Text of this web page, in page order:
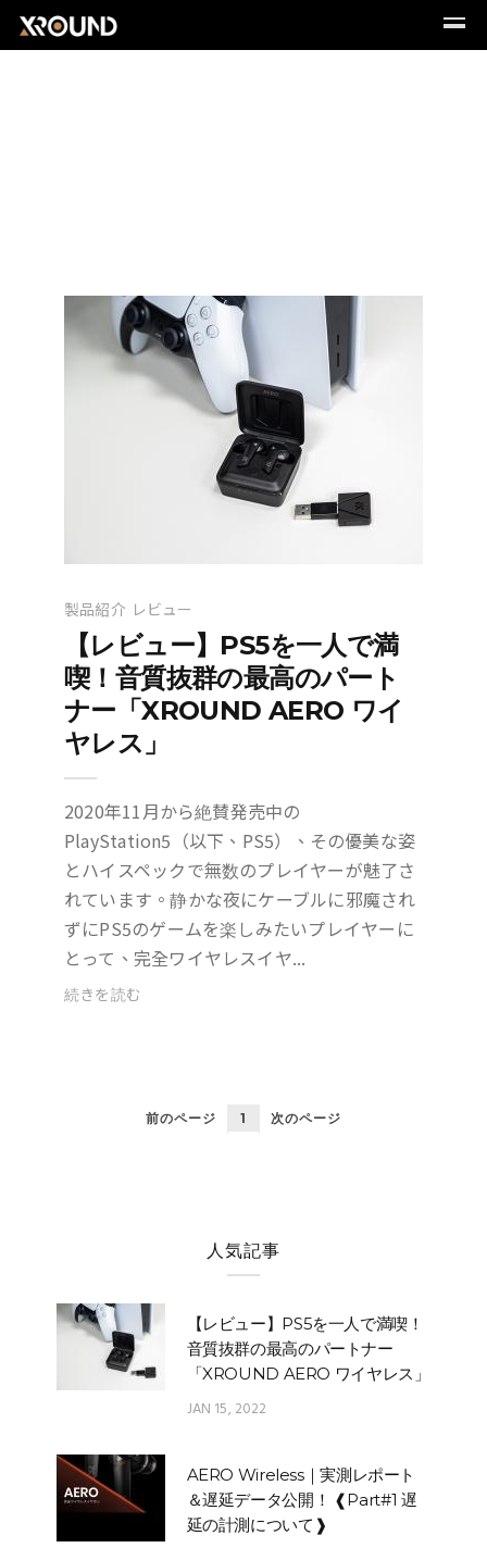
製品紹介 レビュー
【レビュー】PS5を一人で満
喫！音質抜群の最高のパート
ナー「XROUND AERO ワイ
ヤレス」
2020年11月から絶賛発売中の
PlayStation5（以下、PS5）、その優美な姿
とハイスペックで無数のプレイヤーが魅了さ
れています。静かな夜にケーブルに邪魔され
ずにPS5のゲームを楽しみたいプレイヤーに
とって、完全ワイヤレスイヤ...
続きを読む
前のページ 1 次のページ
人気記事
【レビュー】PS5を一人で満喫！
音質抜群の最高のパートナー
「XROUND AERO ワイヤレス」
JAN 15, 2022
AERO Wireless｜実測レポート
＆遅延データ公開！ ❰Part#1 遅
延の計測について❱